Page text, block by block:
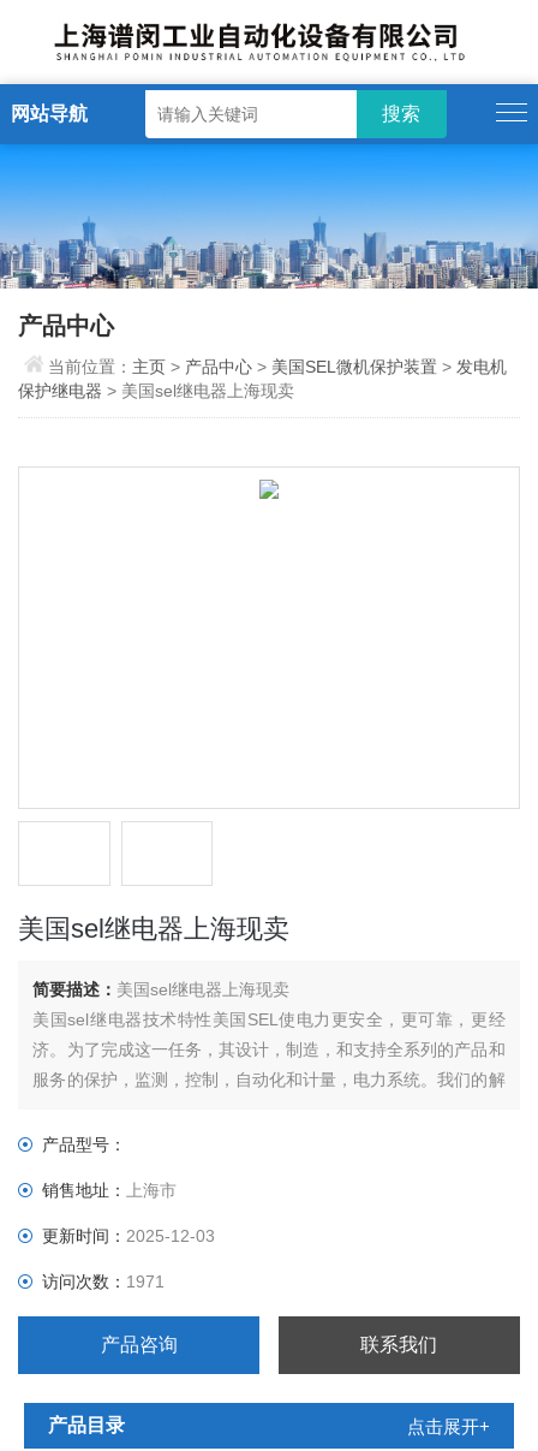
网站导航
产品中心
当前位置： 主页> 产品中心 > 美国SEL微机保护装置 >发电机
保护继电器 > 美国sel继电器上海现卖
美国sel继电器上海现卖
简要描述： 美国sel继电器上海现卖
美国sel继电器技术特性美国SEL使电力更安全，更可靠，更经
济。为了完成这一任务，其设计，制造，和支持全系列的产品和
服务的保护，监测，控制，自动化和计量，电力系统。我们的解
统。选择政府服务部门致力于安全，安全，可靠的电力设施，从
家和的客户系统解
产品型号：
销售地址：上海市
更新时间：2025-12-03
访问次数： 1971
产品咨询 联系我们
产品目录 点击展开+